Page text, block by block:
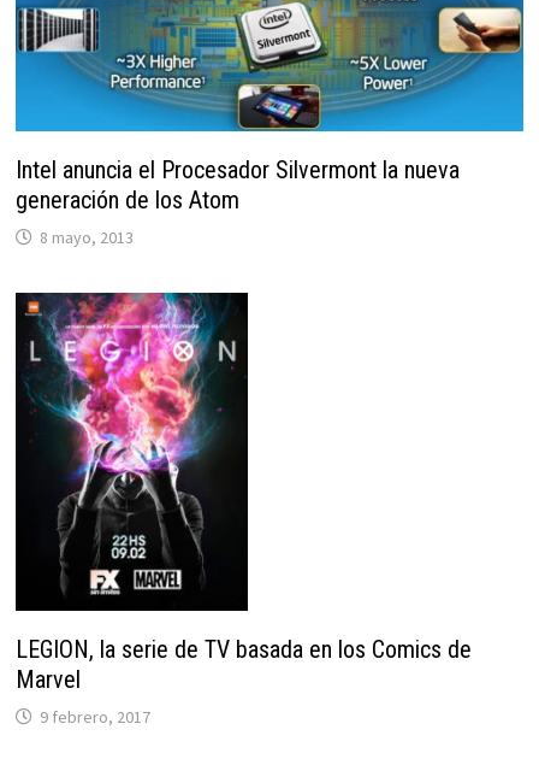
Intel anuncia el Procesador Silvermont la nueva
generación de los Atom
8 mayo, 2013
LEGION, la serie de TV basada en los Comics de
Marvel
9 febrero, 2017